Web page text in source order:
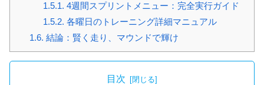
1.5.1. 4週間スプリントメニュー：完全実行ガイド
1.5.2. 各曜日のトレーニング詳細マニュアル
1.6. 結論：賢く走り、マウンドで輝け
目次